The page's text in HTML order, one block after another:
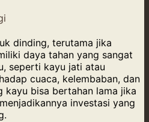
dinding, terutama jika
daya tahan yang sangat
seperti kayu jati atau
cuaca, kelembaban, dan
kayu bisa bertahan lama jika
investasi yang